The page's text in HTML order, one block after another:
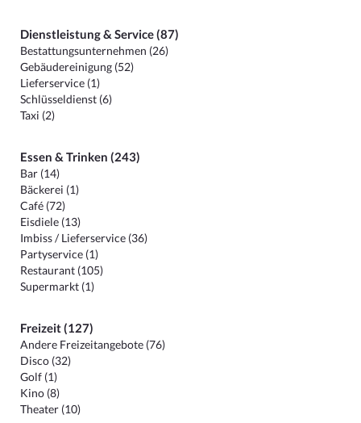
Dienstleistung & Service (87)
Bestattungsunternehmen (26)
Gebäudereinigung (52)
Lieferservice (1)
Schlüsseldienst (6)
Taxi (2)
Essen & Trinken (243)
Bar (14)
Bäckerei (1)
Café (72)
Eisdiele (13)
Imbiss / Lieferservice (36)
Partyservice (1)
Restaurant (105)
Supermarkt (1)
Freizeit (127)
Andere Freizeitangebote (76)
Disco (32)
Golf (1)
Kino (8)
Theater (10)